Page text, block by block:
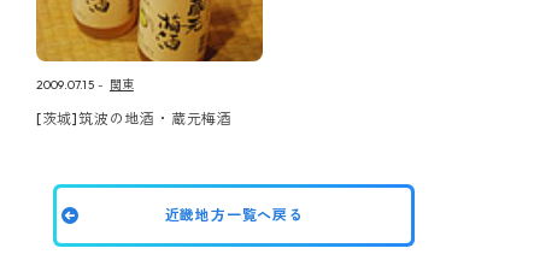
2009.07.15 関東
[茨城]筑波の地酒・蔵元梅酒
近畿地方一覧へ戻る